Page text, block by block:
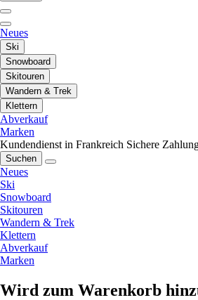
Neues
Ski
Snowboard
Skitouren
Wandern & Trek
Klettern
Abverkauf
Marken
Kundendienst in Frankreich Sichere
Suchen
Neues
Ski
Snowboard
Skitouren
Wandern & Trek
Klettern
Abverkauf
Marken
Wird zum Warenkorb